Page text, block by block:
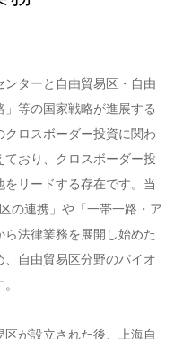
ンターと自由貿易区・自由
等の国家戦略が進展する
ロスボーダー投資に関わ
ており、クロスボーダー投
リードする存在です。当
の連携」や「一帯一路・ア
法律業務を展開し始めた
自由貿易区分野のパイオ
区が設立された後、上海自